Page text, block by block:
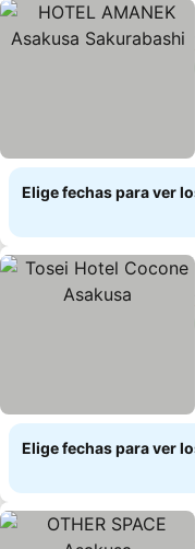
Elige fechas para ver
Elige fechas para ver